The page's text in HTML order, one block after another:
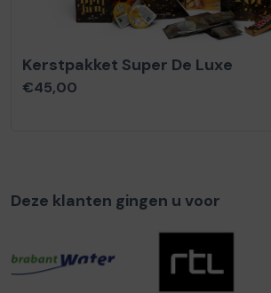
Kerstpakket Super De Luxe
€45,00
Deze klanten gingen u voor